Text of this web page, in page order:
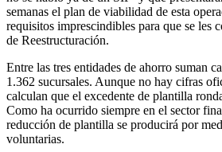
semanas el plan de viabilidad de esta
requisitos imprescindibles para que se les
de Reestructuración.
Entre las tres entidades de ahorro suman
1.362 sucursales. Aunque no hay cifras
calculan que el excedente de plantilla
Como ha ocurrido siempre en el sector
reducción de plantilla se producirá por
voluntarias.